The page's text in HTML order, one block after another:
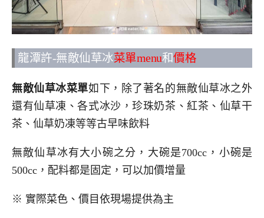
龍潭許-無敵仙草冰菜單menu和價格
無敵仙草冰菜單如下，除了著名的無敵仙草冰之外
還有仙草凍、各式冰沙，珍珠奶茶、紅茶、仙草干
茶、仙草奶凍等等古早味飲料
無敵仙草冰有大小碗之分，大碗是700cc，小碗是
500cc，配料都是固定，可以加價增量
※ 實際菜色、價目依現場提供為主